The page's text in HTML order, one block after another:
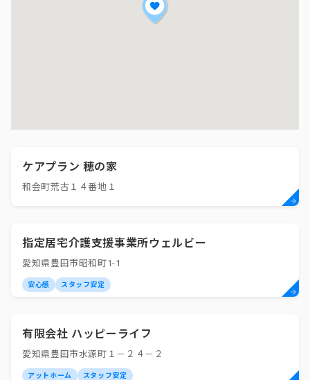
ケアプラン 穂の家
和会町荒古１４番地１
指定居宅介護支援事業所ウェルビー
愛知県豊田市昭和町1-1
安心感 スタッフ安定
有限会社 ハッピーライフ
愛知県豊田市水源町１－２４－２
アットホーム スタッフ安定